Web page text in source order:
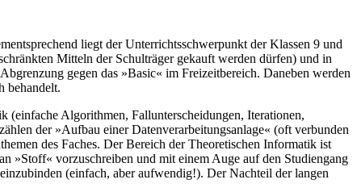
liegt der Unterrichtsschwerpunkt der Klassen 9 und
Mitteln der Schulträger gekauft werden dürfen) und in
gegen das »Basic« im Freizeitbereich. Daneben werden
behandelt.
Algorithmen, Fallunterscheidungen, Iterationen,
der »Aufbau einer Datenverarbeitungsanlage« (oft verbunden
des Faches. Der Bereich der Theoretischen Informatik ist
»Stoff« vorzuschreiben und mit einem Auge auf den Studiengang
(einfach, aber aufwendig!). Der Nachteil der langen